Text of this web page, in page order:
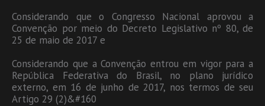
Considerando que o Congresso Nacional aprovou a
Convenção por meio do Decreto Legislativo nº 80, de
25 de maio de 2017 e
Considerando que a Convenção entrou em vigor para a
República Federativa do Brasil, no plano jurídico
externo, em 16 de junho de 2017, nos termos de seu
Artigo 29 (2)&#160